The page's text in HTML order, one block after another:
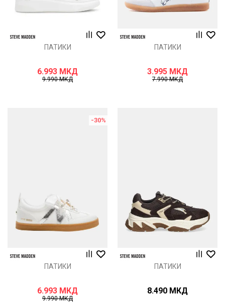
ПАТИКИ
6.993 МКД
9.990МКД
ПАТИКИ
3.995 МКД
7.990МКД
-30%
ПАТИКИ
6.993 МКД
9.990МКД
ПАТИКИ
8.490 МКД